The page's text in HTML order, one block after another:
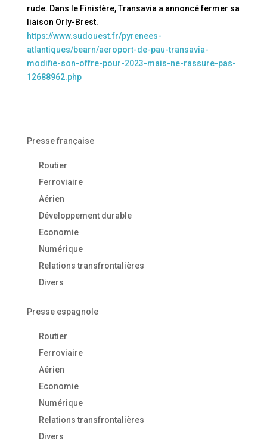
rude. Dans le Finistère, Transavia a annoncé fermer sa
liaison Orly-Brest.
https://www.sudouest.fr/pyrenees-
atlantiques/bearn/aeroport-de-pau-transavia-
modifie-son-offre-pour-2023-mais-ne-rassure-pas-
12688962.php
Presse française
Routier
Ferroviaire
Aérien
Développement durable
Economie
Numérique
Relations transfrontalières
Divers
Presse espagnole
Routier
Ferroviaire
Aérien
Economie
Numérique
Relations transfrontalières
Divers